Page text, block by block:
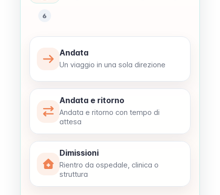
6
Andata
Un viaggio in una sola direzione
Andata e ritorno
Andata e ritorno con tempo di
attesa
Dimissioni
Rientro da ospedale, clinica o
struttura